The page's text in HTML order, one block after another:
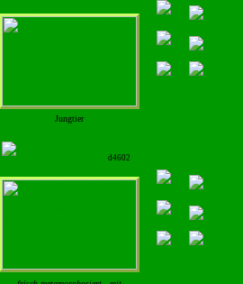
Jungtier
d4602